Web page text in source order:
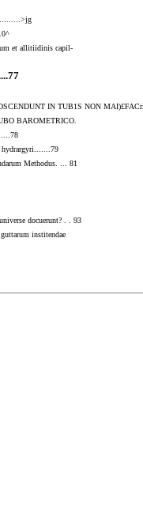
et allitiidinis capil-
IN TUB1S NON
BAROMETRICO.
hydrargyri.......79
Methodus. ... 81
docuerunt? . . 93
institendae